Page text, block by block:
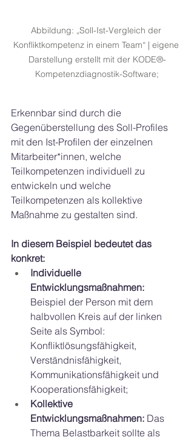
Abbildung: „Soll-Ist-Vergleich der
Konfliktkompetenz in einem Team“ | eigene
Darstellung erstellt mit der KODE®-
Kompetenzdiagnostik-Software;
Erkennbar sind durch die
Gegenüberstellung des Soll-Profiles
mit den Ist-Profilen der einzelnen
Mitarbeiter*innen, welche
Teilkompetenzen individuell zu
entwickeln und welche
Teilkompetenzen als kollektive
Maßnahme zu gestalten sind.
In diesem Beispiel bedeutet das
konkret:
Individuelle
Entwicklungsmaßnahmen:
Beispiel der Person mit dem
halbvollen Kreis auf der linken
Seite als Symbol:
Konfliktlösungsfähigkeit,
Verständnisfähigkeit,
Kommunikationsfähigkeit und
Kooperationsfähigkeit;
Kollektive
Entwicklungsmaßnahmen: Das
Thema Belastbarkeit sollte als